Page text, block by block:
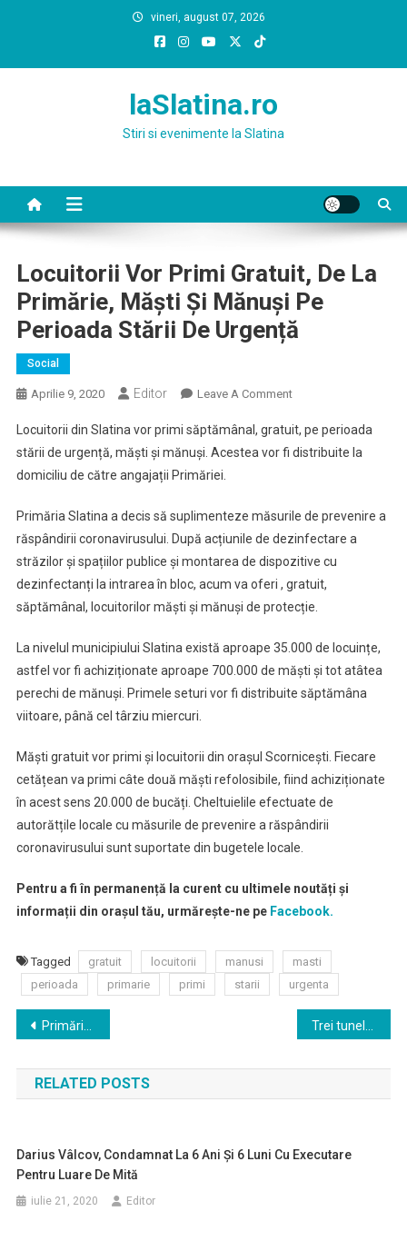
vineri, august 07, 2026
laSlatina.ro
Stiri si evenimente la Slatina
Locuitorii Vor Primi Gratuit, De La
Primărie, Măști Și Mănuși Pe
Perioada Stării De Urgență
Social
Aprilie 9, 2020 Editor Leave A CommentOn
Vor
Primi
La
Primărie,
Măști
Și
Mănuși
Perioada
Stării
Locuitorii din Slatina vor primi săptămânal, gratuit, pe perioada
stării de urgență, măști și mănuși. Acestea vor fi distribuite la
domiciliu de către angajații Primăriei.
Primăria Slatina a decis să suplimenteze măsurile de prevenire a
răspândirii coronavirusului. După acțiunile de dezinfectare a
străzilor și spațiilor publice și montarea de dispozitive cu
dezinfectanți la intrarea în bloc, acum va oferi , gratuit,
săptămânal, locuitorilor măști și mănuși de protecție.
La nivelul municipiului Slatina există aproape 35.000 de locuințe,
astfel vor fi achiziționate aproape 700.000 de măști și tot atâtea
perechi de mănuși. Primele seturi vor fi distribuite săptămâna
viitoare, până cel târziu miercuri.
Măști gratuit vor primi și locuitorii din orașul Scornicești. Fiecare
cetățean va primi câte două măști refolosibile, fiind achiziționate
în acest sens 20.000 de bucăți. Cheltuielile efectuate de
autorătțile locale cu măsurile de prevenire a răspândirii
coronavirusului sunt suportate din bugetele locale.
Pentru a fi în permanență la curent cu ultimele noutăți și
informații din orașul tău, urmărește-ne peFacebook.
Tagged gratuit locuitorii manusi
masti
perioada
primarie primi starii urgenta
Navigare
în
articole
Primăria Slatina va distribui săptămânal echipamente de protecţie, la domiciliul fiecărei familii
RELATED POSTS
Darius Vâlcov, Condamnat La 6 Ani Şi 6 Luni Cu Executare
Pentru Luare De Mită
iulie 21, 2020 Editor